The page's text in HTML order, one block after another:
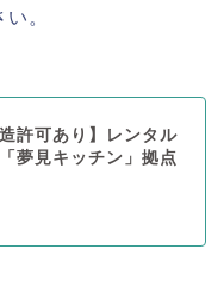
。
造許可あり】レンタル
夢見キッチン」拠点